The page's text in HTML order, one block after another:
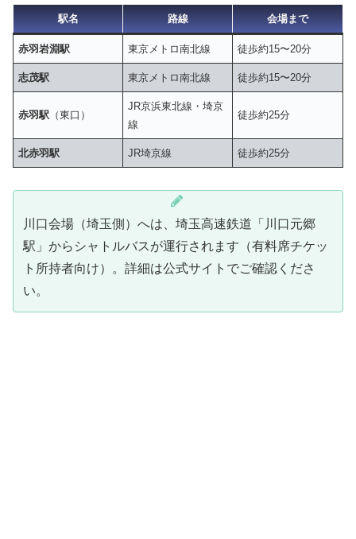
駅名 路線 会場まで
赤羽岩淵駅 東京メトロ南北線 徒歩約15〜20分
志茂駅 東京メトロ南北線 徒歩約15〜20分
赤羽駅 （東口）
JR京浜東北線・埼京
線
徒歩約25分
北赤羽駅 JR埼京線 徒歩約25分
川口会場（埼玉側）へは、埼玉高速鉄道「川口元郷
駅」からシャトルバスが運行されます（有料席チケッ
ト所持者向け）。詳細は公式サイトでご確認くださ
い。